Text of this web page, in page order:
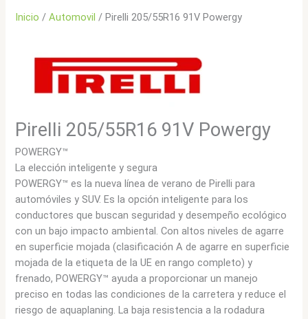
Inicio /Automovil / Pirelli 205/55R16 91V Powergy
Pirelli 205/55R16 91V Powergy
POWERGY™
La elección inteligente y segura
POWERGY™ es la nueva línea de verano de Pirelli para
automóviles y SUV. Es la opción inteligente para los
conductores que buscan seguridad y desempeño ecológico
con un bajo impacto ambiental. Con altos niveles de agarre
en superficie mojada (clasificación A de agarre en superficie
mojada de la etiqueta de la UE en rango completo) y
frenado, POWERGY™ ayuda a proporcionar un manejo
preciso en todas las condiciones de la carretera y reduce el
riesgo de aquaplaning. La baja resistencia a la rodadura